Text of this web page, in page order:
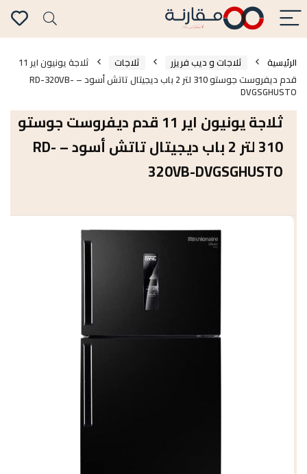
الرئيسية ثلاجات و ديب فريزر ثلاجات
ثلاجة يونيون اير 11
قدم ديفروست جوستو 310 لتر 2 باب ديجيتال تاتش أسود – RD-320VB-
DVGSGHUSTO
ثلاجة يونيون اير 11 قدم ديفروست جوستو
310 لتر 2 باب ديجيتال تاتش أسود – RD-
320VB-DVGSGHUSTO